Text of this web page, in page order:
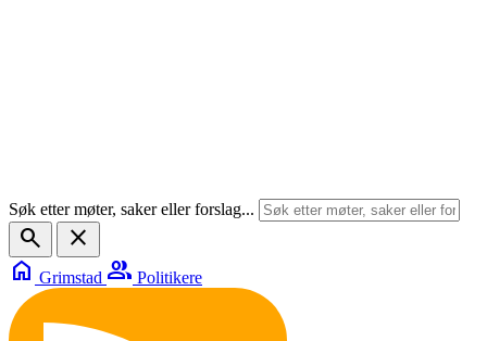
Søk etter møter, saker eller forslag...
search
close
home Grimstad group Politikere